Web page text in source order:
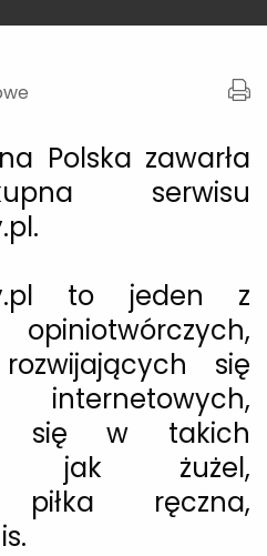
Polska zawarła
serwisu
to jeden z
się
się w takich
jak żużel,
piłka ręczna,